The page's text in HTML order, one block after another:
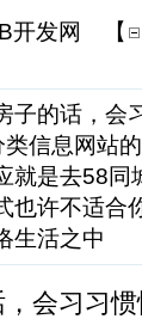
开发网
【
子的话，会
类信息网站
就是去58同
也许不适合
生活之中
会习习